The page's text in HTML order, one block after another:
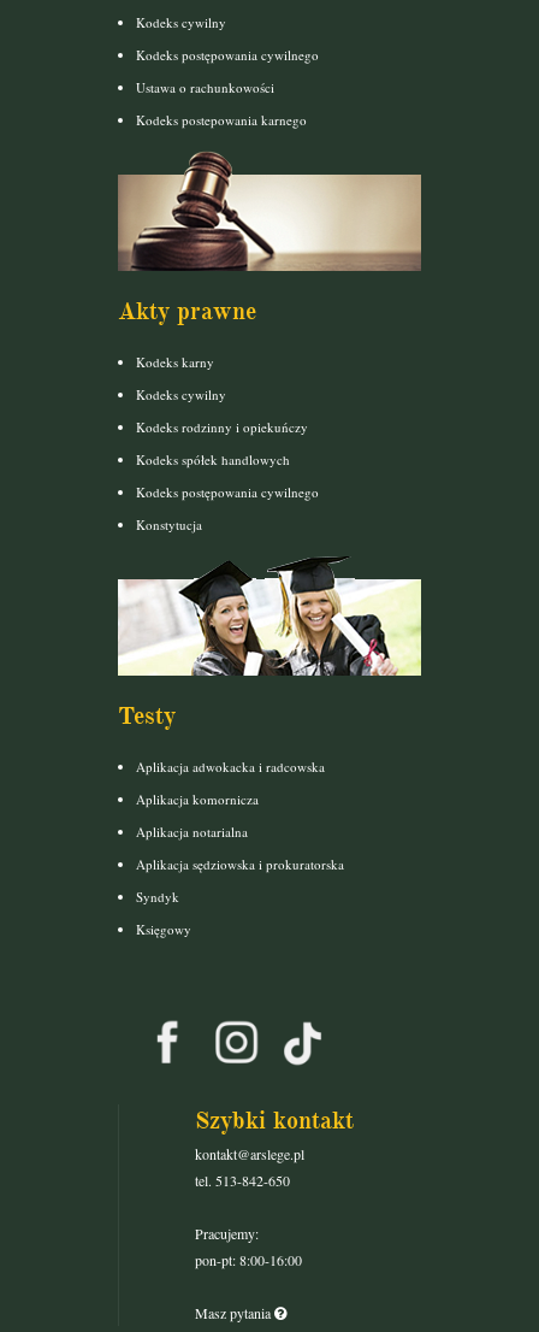
Kodeks cywilny
Kodeks postępowania cywilnego
Ustawa o rachunkowości
Kodeks postepowania karnego
Akty prawne
Kodeks karny
Kodeks cywilny
Kodeks rodzinny i opiekuńczy
Kodeks spółek handlowych
Kodeks postępowania cywilnego
Konstytucja
Testy
Aplikacja adwokacka i radcowska
Aplikacja komornicza
Aplikacja notarialna
Aplikacja sędziowska i prokuratorska
Syndyk
Księgowy
Szybki kontakt
kontakt@arslege.pl
tel. 513-842-650
Pracujemy:
pon-pt: 8:00-16:00
Masz pytania